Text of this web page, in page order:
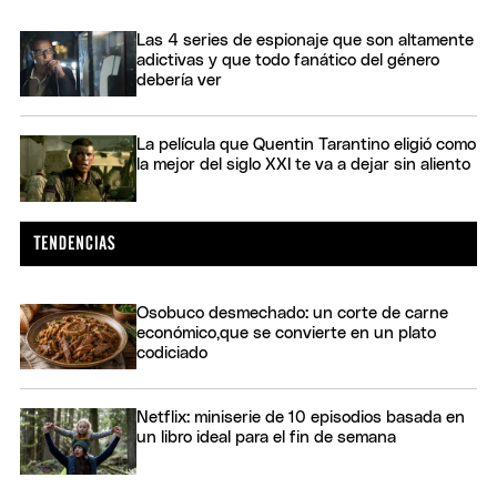
Las 4 series de espionaje que son altamente
adictivas y que todo fanático del género
debería ver
La película que Quentin Tarantino eligió como
la mejor del siglo XXI te va a dejar sin aliento
Osobuco desmechado: un corte de carne
económico,que se convierte en un plato
codiciado
Netflix: miniserie de 10 episodios basada en
un libro ideal para el fin de semana